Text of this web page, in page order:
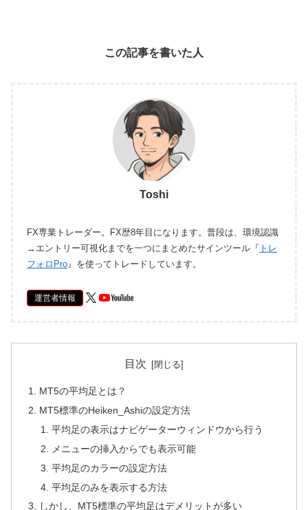
この記事を書いた人
Toshi
FX専業トレーダー。FX歴8年目になります。普段は、環境認識
→エントリー可視化までを一つにまとめたサインツール『 トレ
フォロPro 』を使ってトレードしています。
運営者情報
目次
MT5の平均足とは？
MT5標準のHeiken_Ashiの設定方法
平均足の表示はナビゲーターウィンドウから行う
メニューの挿入からでも表示可能
平均足のカラーの設定方法
平均足のみを表示する方法
しかし、MT5標準の平均足はデメリットが多い